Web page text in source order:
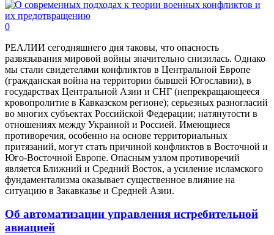
0
РЕАЛИИ сегодняшнего дня таковы, что опасность
развязывания мировой войны значительно снизилась. Однако
мы стали свидетелями конфликтов в Центральной Европе
(гражданская война на территории бывшей Югославии), в
государствах Центральной Азии и СНГ (непрекращающееся
кровопролитие в Кавказском регионе); серьезных разногласий
во многих субъектах Российской Федерации; натянутости в
отношениях между Украиной и Россией. Имеющиеся
противоречия, особенно на основе территориальных
притязаний, могут стать причиной конфликтов в Восточной и
Юго-Восточной Европе. Опасным узлом противоречий
является Ближний и Средний Восток, а усиление исламского
фундаментализма оказывает существенное влияние на
ситуацию в Закавказье и Средней Азии.
Об автоматизации управления истребительной
авиацией